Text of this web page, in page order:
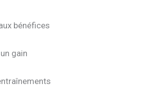
bénéfices
gain